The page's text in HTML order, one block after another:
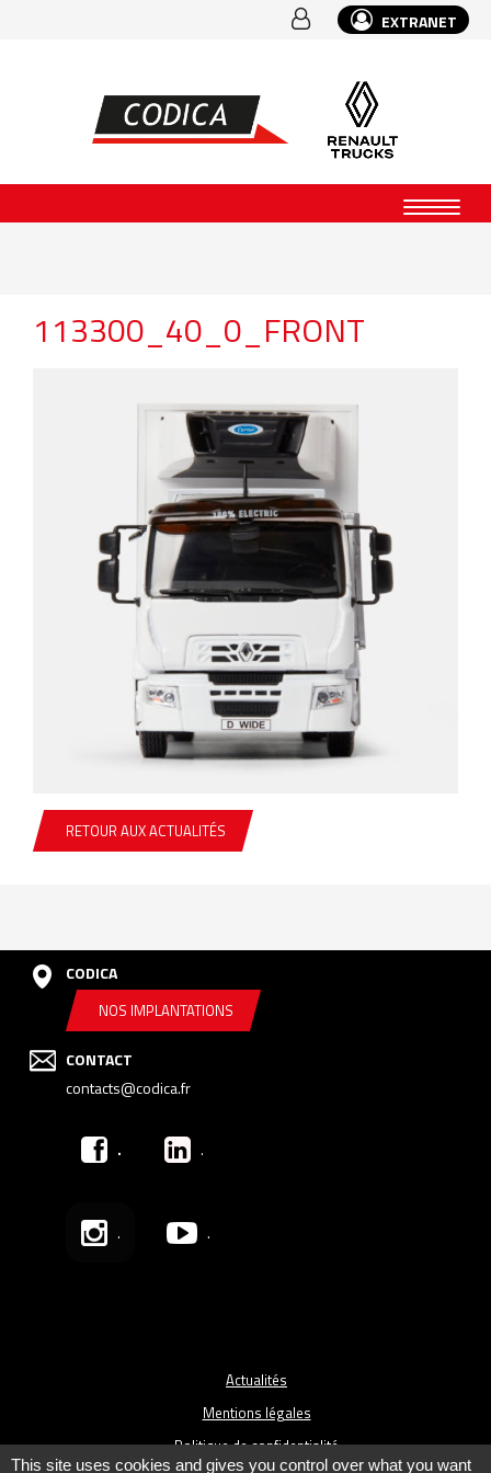
EXTRANET
113300_40_0_FRONT
RETOUR AUX ACTUALITÉS
CODICA
NOS IMPLANTATIONS
CONTACT
contacts@codica.fr
. .
. .
Actualités
Mentions légales
Politique de confidentialité
This site uses cookies and gives you control over what you want